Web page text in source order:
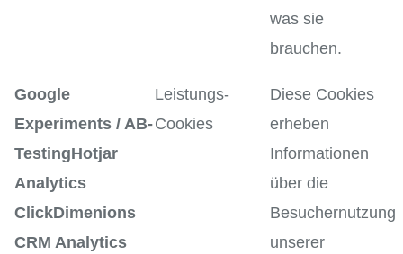
was sie
brauchen.
Google
Experiments / AB-
TestingHotjar
Analytics
ClickDimenions
CRM Analytics
Leistungs-
Cookies
Diese Cookies
erheben
Informationen
über die
Besuchernutzung
unserer